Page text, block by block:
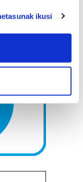
scanning it for
data is processed
section
besteak beste,
ikusi